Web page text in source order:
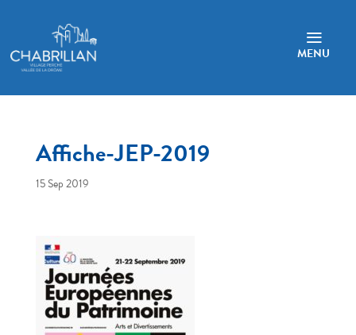
a
MENU
Affiche-JEP-2019
15 Sep 2019